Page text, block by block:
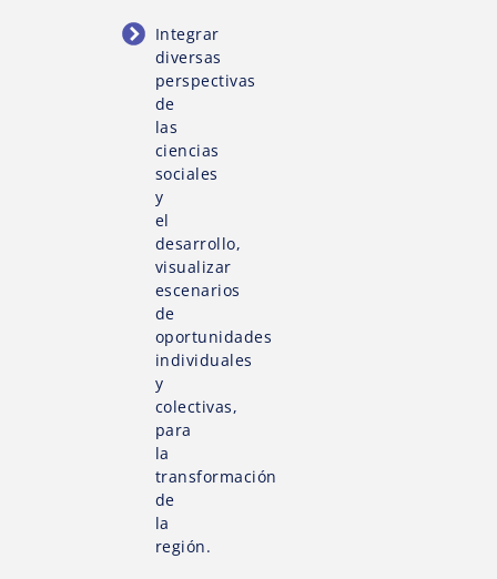
Integrar
diversas
perspectivas
de
las
ciencias
sociales
y
el
desarrollo,
visualizar
escenarios
de
oportunidades
individuales
y
colectivas,
para
la
transformación
de
la
región.